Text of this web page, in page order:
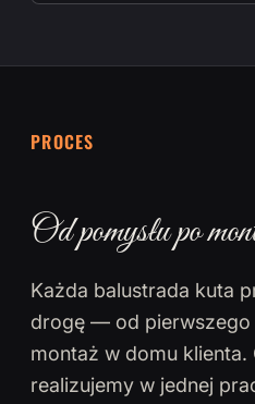
PROCES
Od pomysłu po
Każda balustrada kuta
drogę — od pierwszego
montaż w domu klienta.
realizujemy w jednej